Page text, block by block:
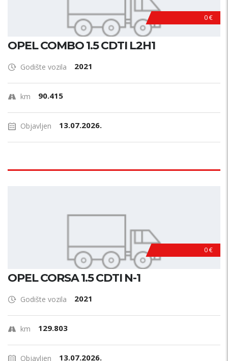
0 €
OPEL COMBO 1.5 CDTI L2H1
Godište vozila 2021
km 90.415
Objavljen 13.07.2026.
0 €
OPEL CORSA 1.5 CDTI N-1
Godište vozila 2021
km 129.803
Objavljen 13.07.2026.